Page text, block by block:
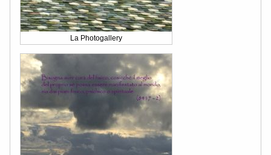
La Photogallery